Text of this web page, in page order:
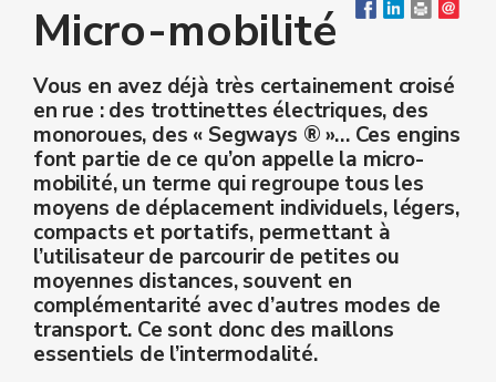
Micro-mobilité
Vous en avez déjà très certainement croisé
en rue : des trottinettes électriques, des
monoroues, des « Segways ® »… Ces engins
font partie de ce qu’on appelle la micro-
mobilité, un terme qui regroupe tous les
moyens de déplacement individuels, légers,
compacts et portatifs, permettant à
l’utilisateur de parcourir de petites ou
moyennes distances, souvent en
complémentarité avec d’autres modes de
transport. Ce sont donc des maillons
essentiels de l’intermodalité.